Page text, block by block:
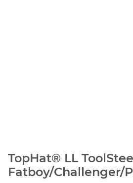
TopHat® LL
Fatboy/Challenger/